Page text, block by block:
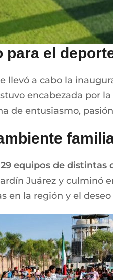
para el
llevó a cabo la
encabezada por
de entusiasmo,
29 equipos de distintas
Juárez y culminó
en la región y el